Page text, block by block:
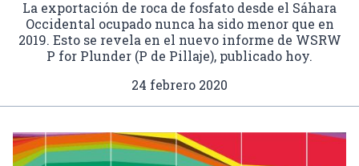
La exportación de roca de fosfato desde el Sáhara
Occidental ocupado nunca ha sido menor que en
2019. Esto se revela en el nuevo informe de WSRW
P for Plunder (P de Pillaje), publicado hoy.
24 febrero 2020